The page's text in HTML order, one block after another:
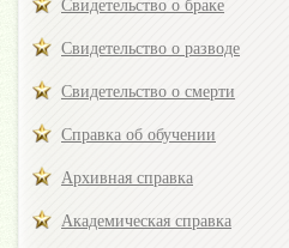
Свидетельство о браке
Свидетельство о разводе
Свидетельство о смерти
Справка об обучении
Архивная справка
Академическая справка